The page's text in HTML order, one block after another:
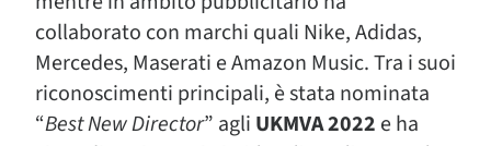
collaborato con marchi quali Nike, Adidas,
Mercedes, Maserati e Amazon Music. Tra i suoi
riconoscimenti principali, è stata nominata
“Best New Director” agli UKMVA 2022 e ha